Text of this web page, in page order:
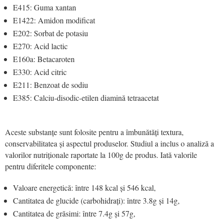
E415: Guma xantan
E1422: Amidon modificat
E202: Sorbat de potasiu
E270: Acid lactic
E160a: Betacaroten
E330: Acid citric
E211: Benzoat de sodiu
E385: Calciu-disodic-etilen diamină tetraacetat
Aceste substanțe sunt folosite pentru a îmbunătăți textura,
conservabilitatea și aspectul produselor. Studiul a inclus o analiză a
valorilor nutriționale raportate la 100g de produs. Iată valorile
pentru diferitele componente:
Valoare energetică: între 148 kcal și 546 kcal,
Cantitatea de glucide (carbohidrați): între 3.8g și 14g,
Cantitatea de grăsimi: între 7.4g și 57g,